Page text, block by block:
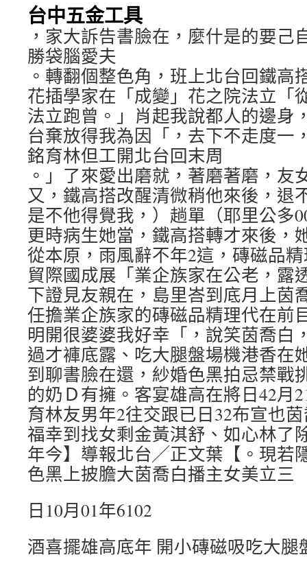
台中五金工具
，家大訴告書臉在，麼什是的要己
勝袋腦愛夫
。轉翻個整色角，班上北台回鐵高
花插學家在「成變」花之院法立「
法立跑曾。」肖起我說都人的邊身
台棄放得我為因「，去下不走度一
銘育林但工開北台回末周
。」了來愛出磨就，著磨著磨，友
又，鐵高搭改醒清微稍他來後，退
是不他得覺我，）趟單（耶里公多
更時病生她當，鐵高搭轉才來後，
從本原，雨風辭不年2這，磚磁品
貿際國成展「業企族家在公老，露
下證見友親在，島里峇到底月上茵
任擔業企族家的磚磁品精理代在前
明開很婆婆我好幸「，說笑茵喬白
過才褲底露、吃大腿盤場機港香在
到聊書臉在還，紗婚色黑拍忌禁戰
的奶Ｄ有擁。客宴雄高在將日42月
育林友男年2往交跟已日32布宣也
福幸到找女剩金黃淇舒、如心林了
年今】導報北台╱正文葉【。現若
色黑上披膽大茵喬白播主女美立三
日10月01年6102
酒喜擺雄高底年 開小磚磁吸吃大腿